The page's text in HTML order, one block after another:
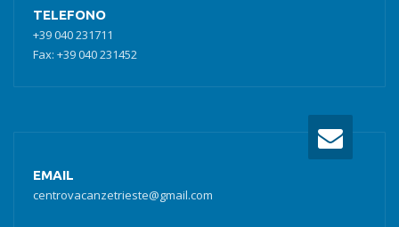
TELEFONO
+39 040 231711
Fax: +39 040 231452
EMAIL
centrovacanzetrieste@gmail.com